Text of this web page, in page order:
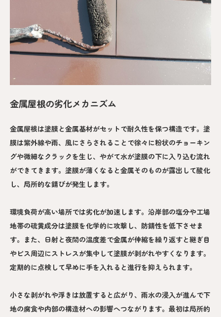
金属屋根の劣化メカニズム
金属屋根は塗膜と金属基材がセットで耐久性を保つ構造です。塗
膜は紫外線や雨、風にさらされることで徐々に粉状のチョーキン
グや微細なクラックを生じ、やがて水が塗膜の下に入り込む流れ
ができてきます。塗膜が薄くなると金属そのものが露出して酸化
し、局所的な錆びが発生します。
環境負荷が高い場所では劣化が加速します。沿岸部の塩分や工場
地帯の硫黄成分は塗膜を化学的に攻撃し、防錆性を低下させま
す。また、日射と夜間の温度差で金属が伸縮を繰り返すと継ぎ目
やビス周辺にストレスが集中して塗膜が剥がれやすくなります。
定期的に点検して早めに手を入れると進行を抑えられます。
小さな剥がれや浮きは放置すると広がり、雨水の浸入が進んで下
地の腐食や内部の構造材への影響へつながります。最初は局所的